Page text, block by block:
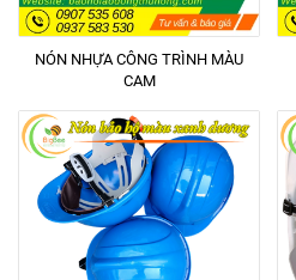
NÓN NHỰA CÔNG TRÌNH MÀU
CAM